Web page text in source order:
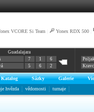
VCORE Si Team Yonex RDX 500
Guadalajara
7 1
6
5 6 2
Katalog Sázky Galerie
hvězda vědomosti turnaje